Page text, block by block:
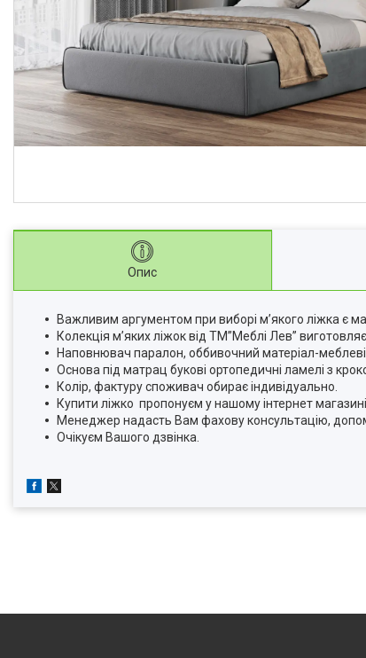
Опис
Важливим аргументом при виборі м’якого ліжка є
Колекція м’яких ліжок від ТМ”Меблі Лев”
Наповнювач паралон, оббивочний матеріал-меблеві
Основа під матрац букові ортопедичні ламелі з
Колір, фактуру споживач обирає індивідуально.
Купити ліжко пропонуєм у нашому інтернет
Менеджер надасть Вам фахову консультацію,
Очікуєм Вашого дзвінка.